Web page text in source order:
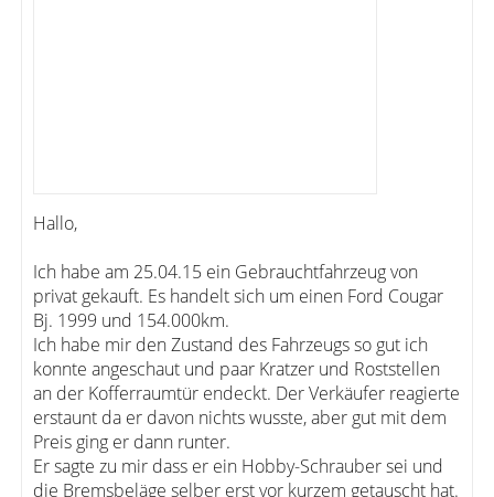
Hallo,
Ich habe am 25.04.15 ein Gebrauchtfahrzeug von
privat gekauft. Es handelt sich um einen Ford Cougar
Bj. 1999 und 154.000km.
Ich habe mir den Zustand des Fahrzeugs so gut ich
konnte angeschaut und paar Kratzer und Roststellen
an der Kofferraumtür endeckt. Der Verkäufer reagierte
erstaunt da er davon nichts wusste, aber gut mit dem
Preis ging er dann runter.
Er sagte zu mir dass er ein Hobby-Schrauber sei und
die Bremsbeläge selber erst vor kurzem getauscht hat.